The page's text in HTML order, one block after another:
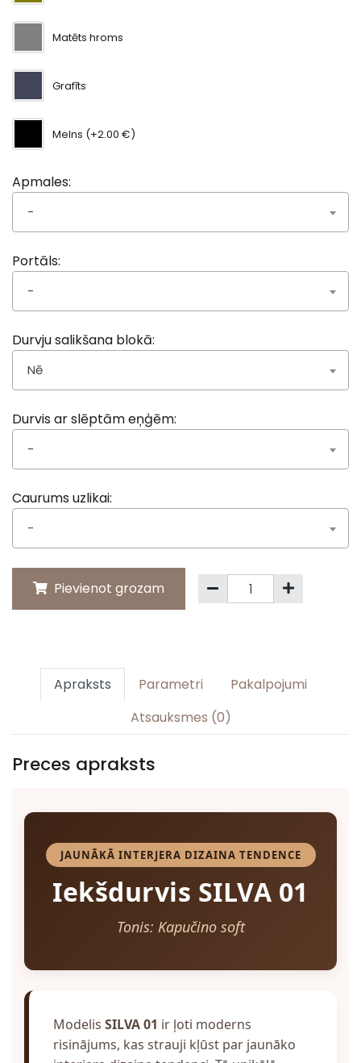
Matēts hroms
Grafīts
Melns (+2.00 €)
Apmales:
-
Portāls:
-
Durvju salikšana blokā:
Nē
Durvis ar slēptām eņģēm:
-
Caurums uzlikai:
-
Pievienot grozam
Apraksts Parametri
Pakalpojumi
Atsauksmes (0)
Preces apraksts
JAUNĀKĀ INTERJERA DIZAINA TENDENCE
Iekšdurvis SILVA 01
Tonis: Kapučino soft
Modelis SILVA 01 ir ļoti moderns
risinājums, kas strauji kļūst par jaunāko